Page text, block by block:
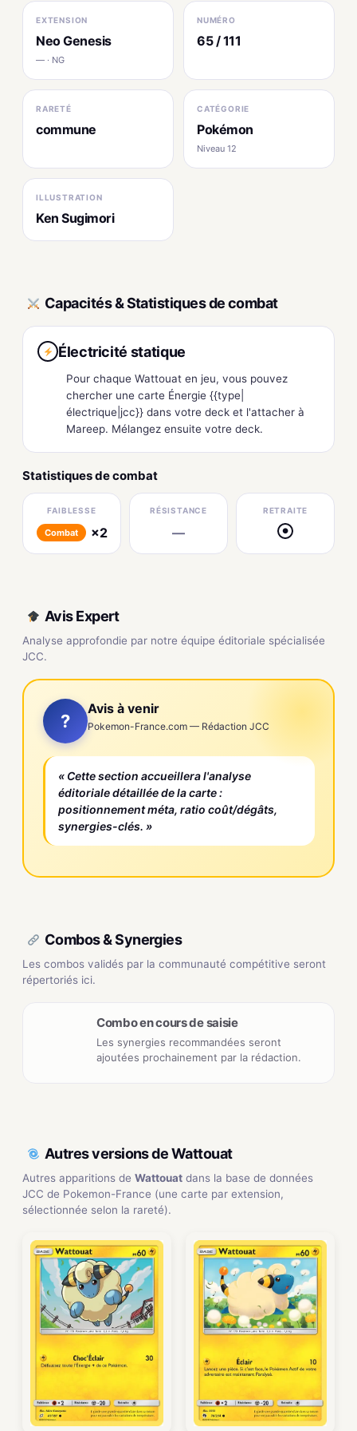
EXTENSION
Neo Genesis
— · NG
NUMÉRO
65 / 111
RARETÉ
commune
CATÉGORIE
Pokémon
Niveau 12
ILLUSTRATION
Ken Sugimori
Capacités & Statistiques de combat
Électricité statique
Pour chaque Wattouat en jeu, vous pouvez
chercher une carte Énergie {{type|
électrique|jcc}} dans votre deck et l'attacher à
Mareep. Mélangez ensuite votre deck.
Statistiques de combat
FAIBLESSE
Combat ×2
RÉSISTANCE
—
RETRAITE
●
Avis Expert
Analyse approfondie par notre équipe éditoriale spécialisée
JCC.
?
Avis à venir
Pokemon-France.com — Rédaction JCC
« Cette section accueillera l'analyse
éditoriale détaillée de la carte :
positionnement méta, ratio coût/dégâts,
synergies-clés. »
Combos & Synergies
Les combos validés par la communauté compétitive seront
répertoriés ici.
Combo en cours de saisie
Les synergies recommandées seront
ajoutées prochainement par la rédaction.
Autres versions de Wattouat
Autres apparitions de Wattouat dans la base de données
JCC de Pokemon-France (une carte par extension,
sélectionnée selon la rareté).